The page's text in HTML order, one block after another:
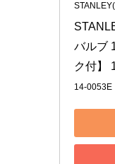
バルブ
ク付】
14-0053E